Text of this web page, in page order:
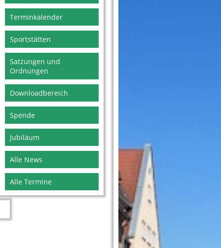
Terminkalender
Sportstätten
Satzungen und
Ordnungen
Downloadbereich
Spende
Jubiläum
Alle News
Alle Termine